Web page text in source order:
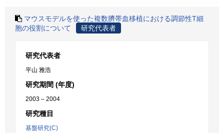
マウスモデルを使った複数臍帯血移植における調節性T細
胞の役割について
研究代表者
研究代表者
平山 雅浩
研究期間 (年度)
2003 – 2004
研究種目
基盤研究(C)